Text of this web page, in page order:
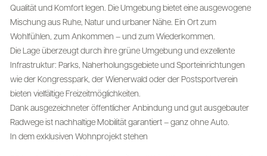
Qualität und Komfort legen. Die Umgebung bietet eine ausgewogene
Mischung aus Ruhe, Natur und urbaner Nähe. Ein Ort zum
Wohlfühlen, zum Ankommen – und zum Wiederkommen.
Die Lage überzeugt durch ihre grüne Umgebung und exzellente
Infrastruktur: Parks, Naherholungsgebiete und Sporteinrichtungen
wie der Kongresspark, der Wienerwald oder der Postsportverein
bieten vielfältige Freizeitmöglichkeiten.
Dank ausgezeichneter öffentlicher Anbindung und gut ausgebauter
Radwege ist nachhaltige Mobilität garantiert – ganz ohne Auto.
In dem exklusiven Wohnprojekt stehen